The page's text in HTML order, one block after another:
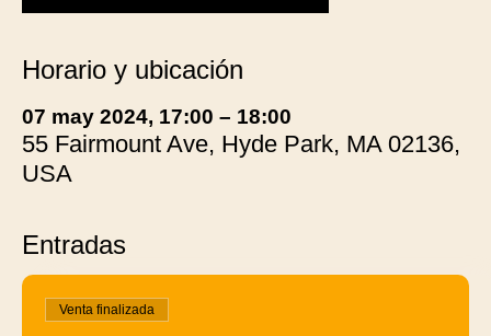
Horario y ubicación
07 may 2024, 17:00 – 18:00
55 Fairmount Ave, Hyde Park, MA 02136,
USA
Entradas
Venta finalizada